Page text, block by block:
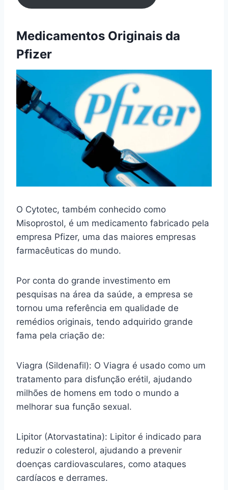
Medicamentos Originais da
Pfizer
O Cytotec, também conhecido como
Misoprostol, é um medicamento fabricado pela
empresa Pfizer, uma das maiores empresas
farmacêuticas do mundo.
Por conta do grande investimento em
pesquisas na área da saúde, a empresa se
tornou uma referência em qualidade de
remédios originais, tendo adquirido grande
fama pela criação de:
Viagra (Sildenafil): O Viagra é usado como um
tratamento para disfunção erétil, ajudando
milhões de homens em todo o mundo a
melhorar sua função sexual.
Lipitor (Atorvastatina): Lipitor é indicado para
reduzir o colesterol, ajudando a prevenir
doenças cardiovasculares, como ataques
cardíacos e derrames.